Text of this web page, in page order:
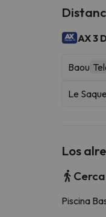
AX 3
Baou
Le
Los
Cerca
Piscina